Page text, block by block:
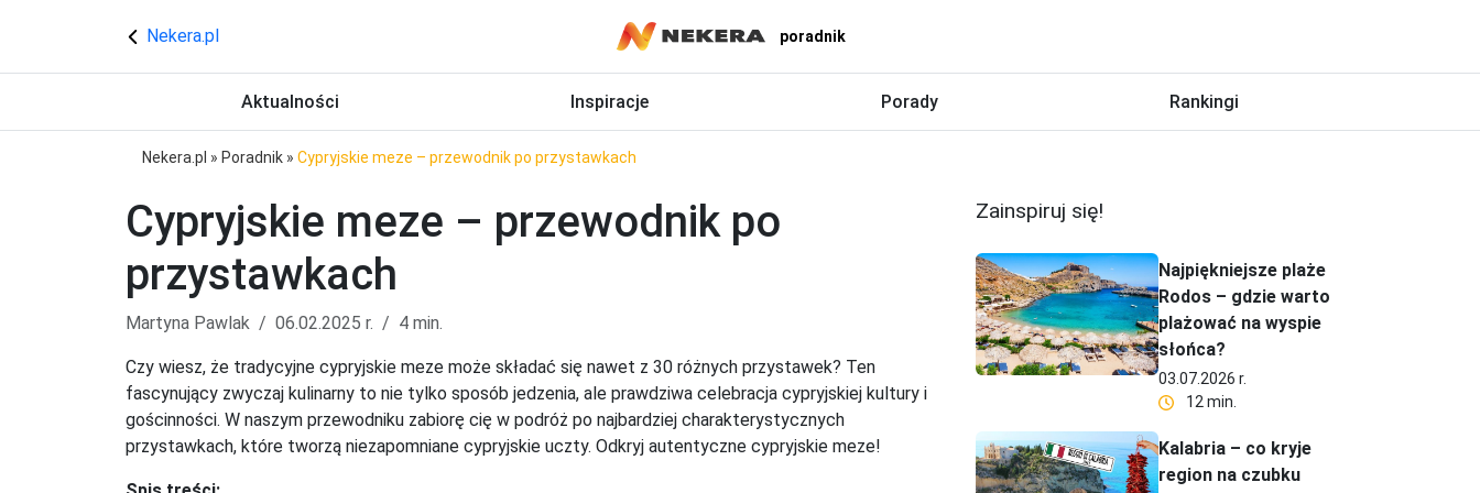
Nekera.pl poradnik
Aktualności Inspiracje Porady Rankingi
Nekera.pl » Poradnik » Cypryjskie meze – przewodnik po przystawkach
Cypryjskie meze – przewodnik po
przystawkach
Martyna Pawlak 06.02.2025 r. 4 min.
Czy wiesz, że tradycyjne cypryjskie meze może składać się nawet z 30 różnych przystawek? Ten
fascynujący zwyczaj kulinarny to nie tylko sposób jedzenia, ale prawdziwa celebracja cypryjskiej kultury i
gościnności. W naszym przewodniku zabiorę cię w podróż po najbardziej charakterystycznych
przystawkach, które tworzą niezapomniane cypryjskie uczty. Odkryj autentyczne cypryjskie meze!
Zainspiruj się!
Najpiękniejsze plaże
Rodos – gdzie warto
plażować na wyspie
słońca?
03.07.2026 r.
12 min.
Kalabria – co kryje
region na czubku